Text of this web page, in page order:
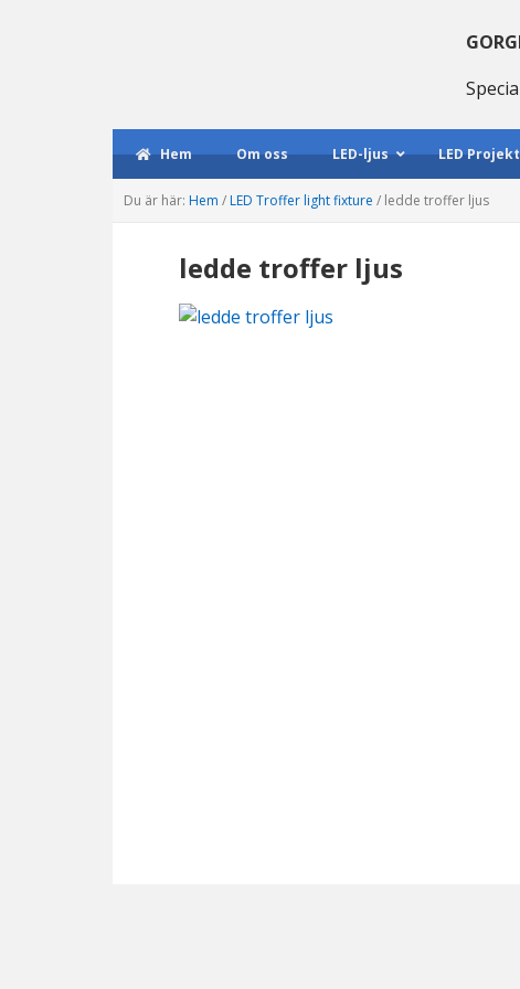
Hem Om oss LED-ljus LED Projekt
Du är här: Hem / LED Troffer light fixture / ledde troffer ljus
ledde troffer ljus